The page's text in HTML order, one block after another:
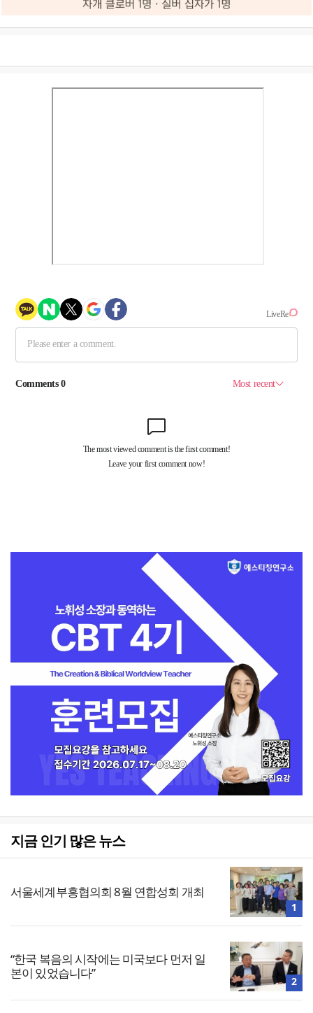
지금 인기 많은 뉴스
서울세계부흥협의회 8월 연합성회 개최
1
“한국 복음의 시작에는 미국보다 먼저 일
본이 있었습니다”
2